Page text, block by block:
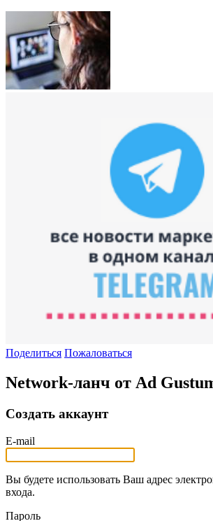
Поделиться Пожаловаться
Network-ланч от Ad
Создать аккаунт
E-mail
Вы будете использовать Ваш адрес
входа.
Пароль